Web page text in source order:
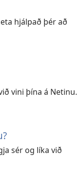
hjálpað þér að
vini þína á Netinu.
sér og líka við